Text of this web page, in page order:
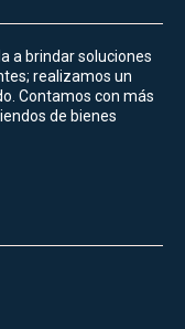
a brindar soluciones
realizamos un
Contamos con más
de bienes